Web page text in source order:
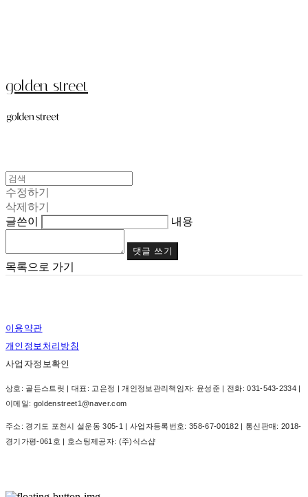
golden street
수정하기
삭제하기
글쓴이
내용
댓글 쓰기
목록으로 가기
이용약관
개인정보처리방침
사업자정보확인
상호: 골든스트릿 | 대표: 고은정 | 개인정보관리책임자: 윤성준 | 전화: 031-543-2334 |
이메일: goldenstreet1@naver.com
주소: 경기도 포천시 설운동 305-1 | 사업자등록번호: 358-67-00182| 통신판매: 2018-
경기가평-061호 | 호스팅제공자: (주)식스샵